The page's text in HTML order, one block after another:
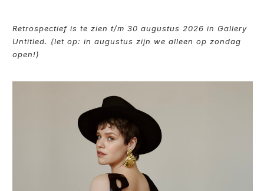
Retrospectief is te zien t/m 30 augustus 2026 in Gallery
Untitled. (let op: in augustus zijn we alleen op zondag
open!)